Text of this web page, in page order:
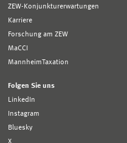
ZEW-Konjunkturerwartungen
Karriere
Forschung am ZEW
MaCCI
MannheimTaxation
Folgen Sie uns
LinkedIn
Instagram
Bluesky